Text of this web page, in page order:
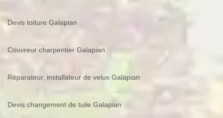
Devis toiture Galapian
Couvreur charpentier Galapian
Réparateur, installateur de velux Galapian
Devis changement de tuile Galapian